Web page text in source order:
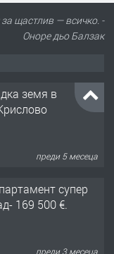
щастлив — всичко. -
Оноре дьо Балзак
земя в
преди 5 месеца
супер
169 500 €.
преди 3 месеца